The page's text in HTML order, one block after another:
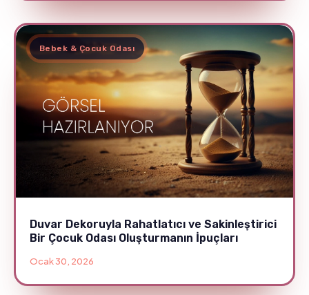
Bebek & Çocuk Odası
Duvar Dekoruyla Rahatlatıcı ve Sakinleştirici
Bir Çocuk Odası Oluşturmanın İpuçları
Ocak 30, 2026